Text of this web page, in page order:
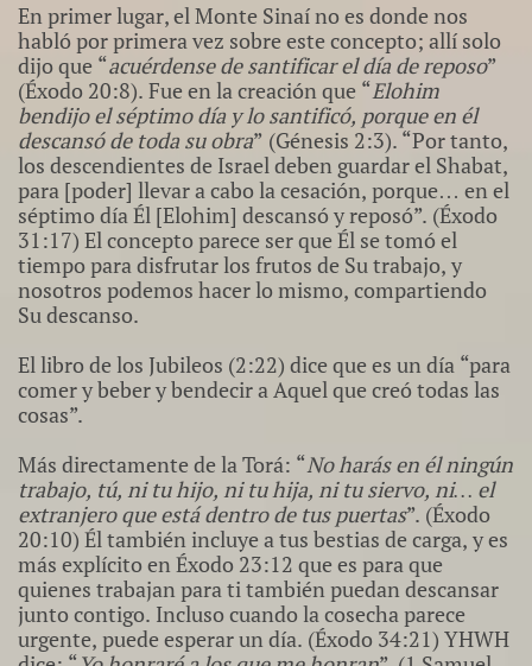
En primer lugar, el Monte Sinaí no es donde nos
habló por primera vez sobre este concepto; allí solo
dijo que “acuérdense de santificar el día de reposo”
(Éxodo 20:8). Fue en la creación que “Elohim
bendijo el séptimo día y lo santificó, porque en él
descansó de toda su obra” (Génesis 2:3). “Por tanto,
los descendientes de Israel deben guardar el Shabat,
para [poder] llevar a cabo la cesación, porque… en el
séptimo día Él [Elohim] descansó y reposó”. (Éxodo
31:17) El concepto parece ser que Él se tomó el
tiempo para disfrutar los frutos de Su trabajo, y
nosotros podemos hacer lo mismo, compartiendo
Su descanso.
El libro de los Jubileos (2:22) dice que es un día “para
comer y beber y bendecir a Aquel que creó todas las
cosas”.
Más directamente de la Torá: “No harás en él ningún
trabajo, tú, ni tu hijo, ni tu hija, ni tu siervo, ni… el
extranjero que está dentro de tus puertas”. (Éxodo
20:10) Él también incluye a tus bestias de carga, y es
más explícito en Éxodo 23:12 que es para que
quienes trabajan para ti también puedan descansar
junto contigo. Incluso cuando la cosecha parece
urgente, puede esperar un día. (Éxodo 34:21) YHWH